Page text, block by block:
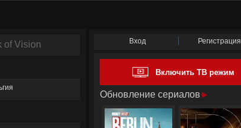
of Vision Вход Регистрация
Включить ТВ режим
Обновление сериалов